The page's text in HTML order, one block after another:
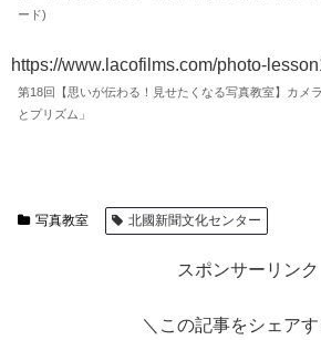
ード)
https://www.lacofilms.com/photo-
第18回【思いが伝わる！見せたくなる写真教室】カメ
とプリズム」
写真教室 北國新聞文化センター
スポンサーリンク
＼この記事をシェアす